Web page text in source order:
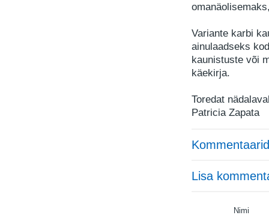
Variante karbi
ainulaadseks
kaunistuste või
käekirja.
Toredat
Patricia Zapata
Lisa
Nimi